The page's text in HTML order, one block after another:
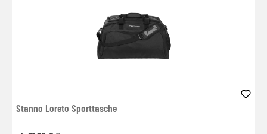
Stanno Loreto Sporttasche